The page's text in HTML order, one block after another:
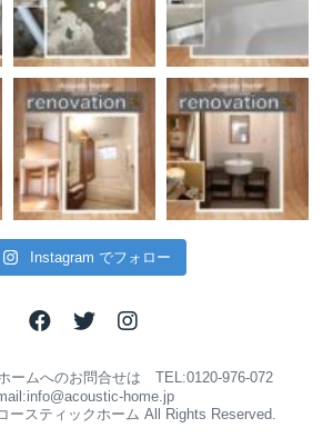
Instagram でフォロー
ームへのお問合せは TEL:0120-976-072
home.jp
ースティックホーム All Rights Reserved.